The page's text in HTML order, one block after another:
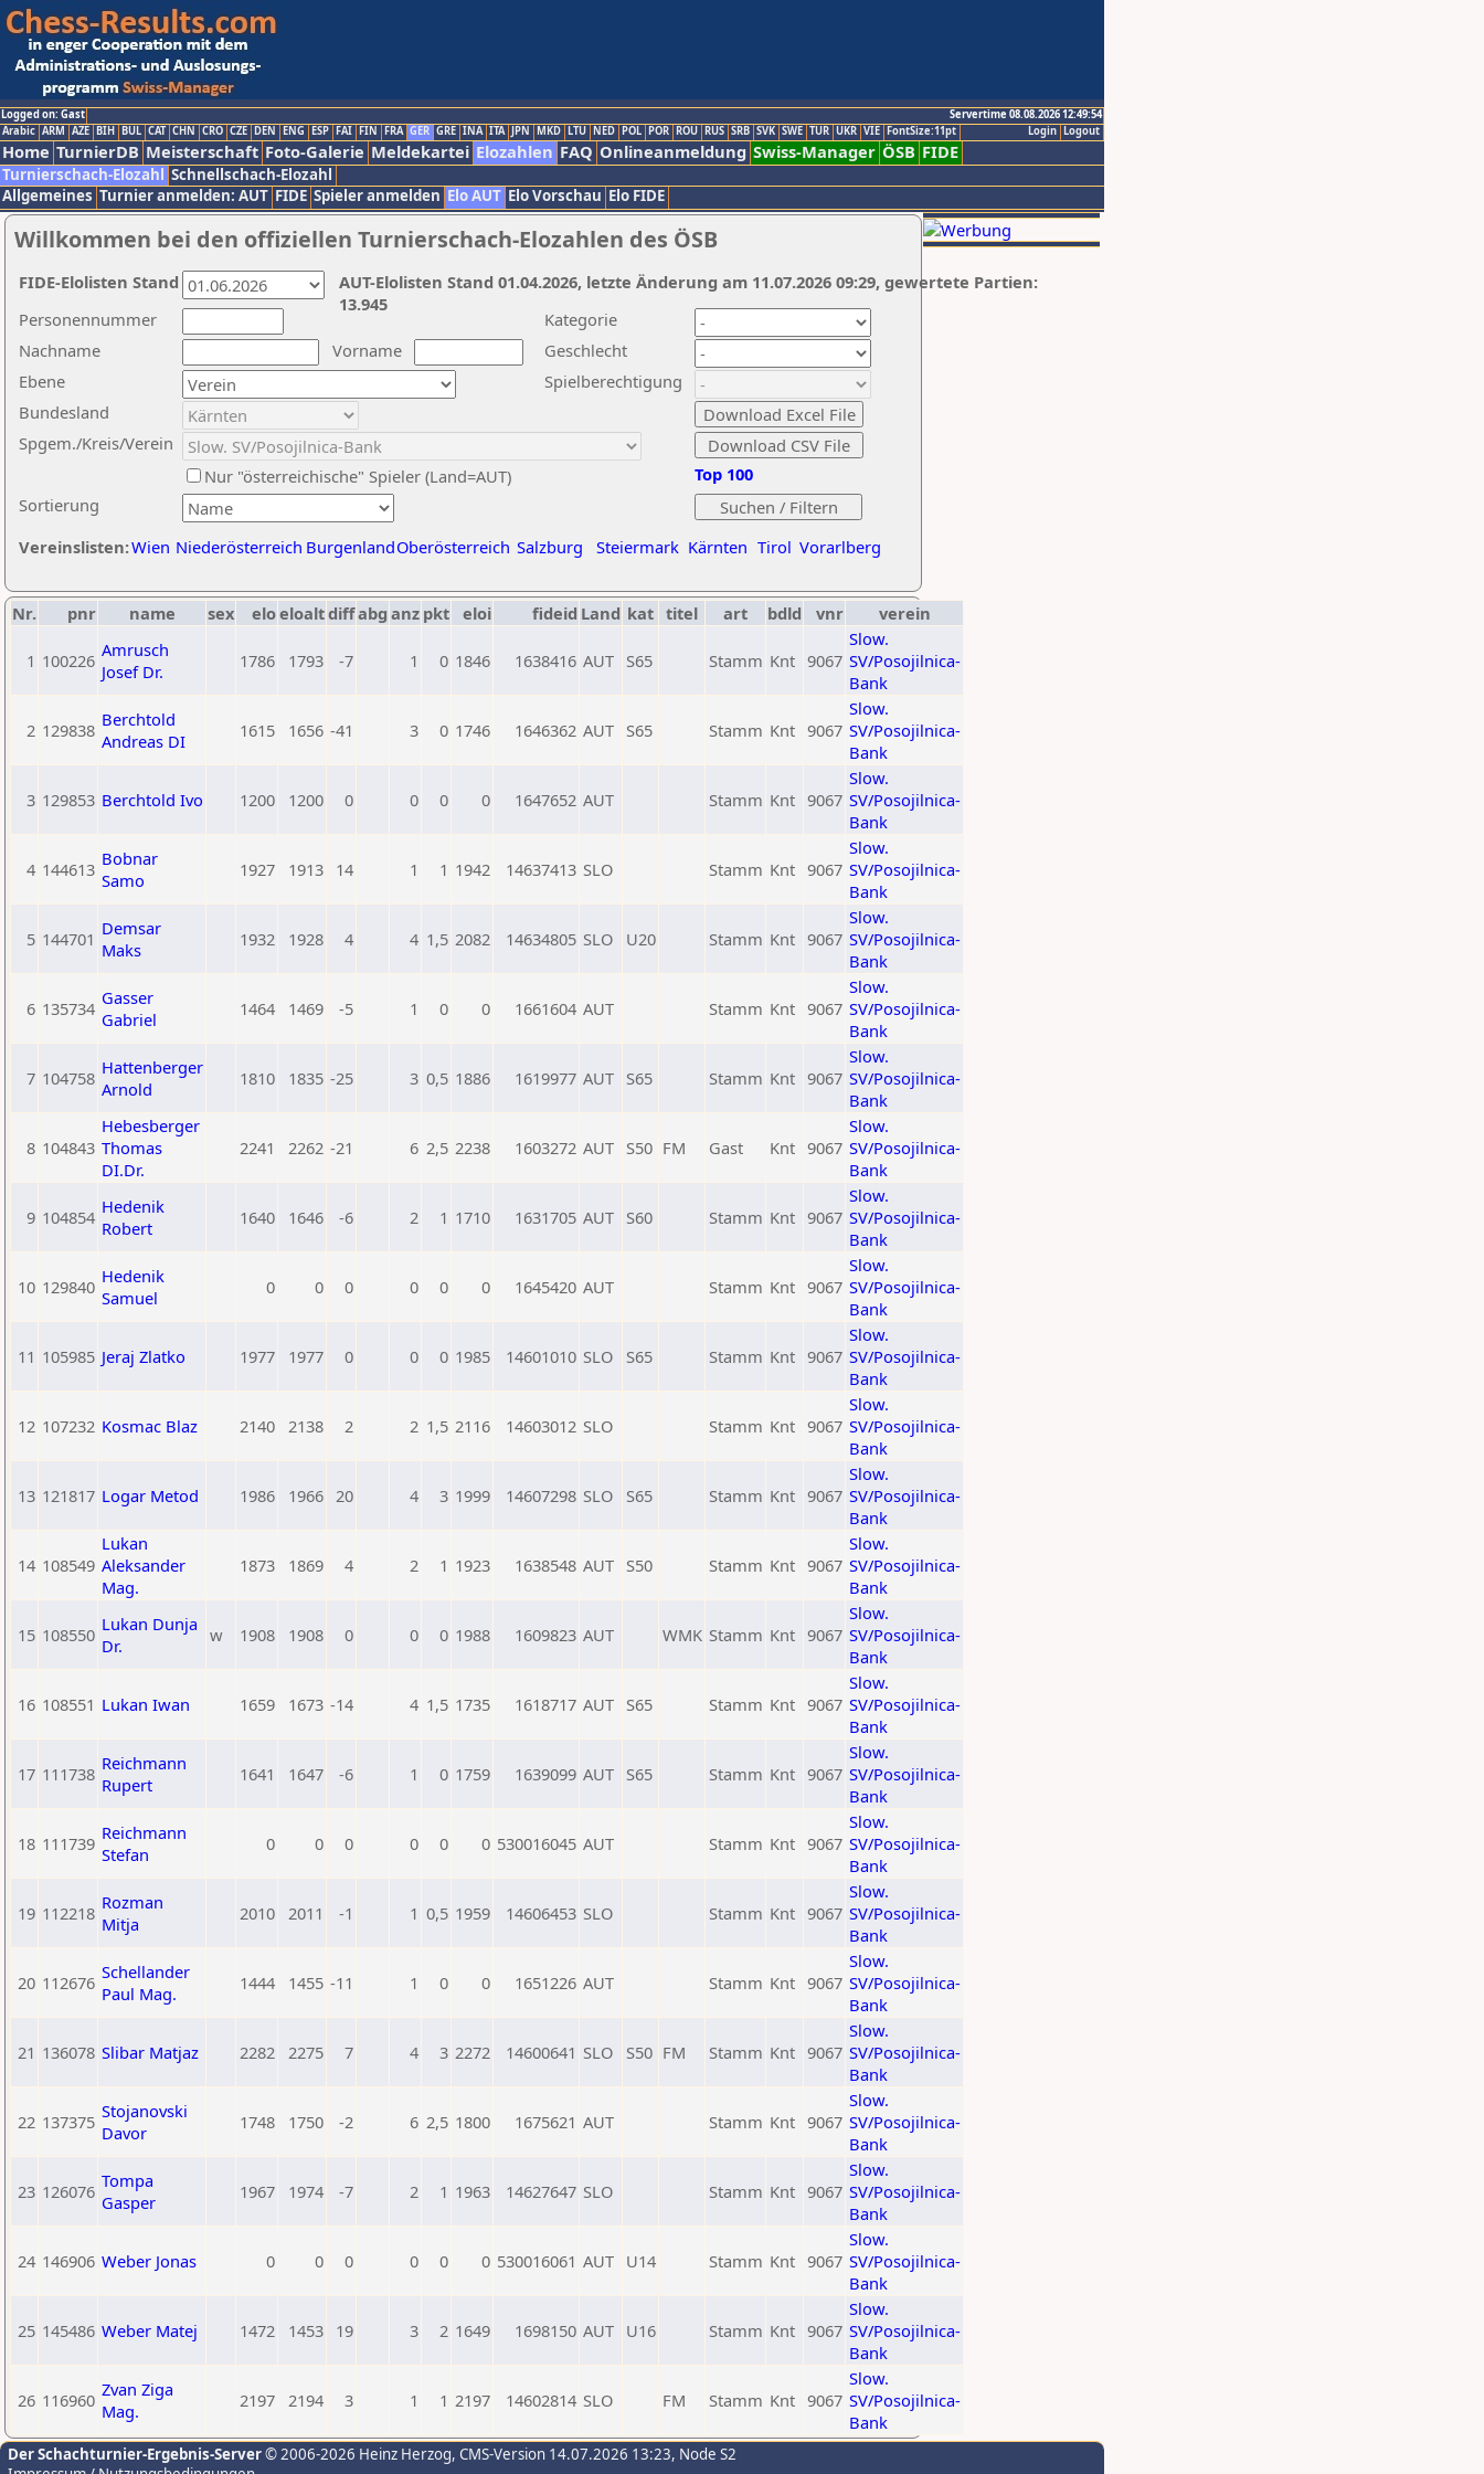
Logged on: Gast
Servertime 08.08.2026 12:49:54
Logout
Login
Arabic ARM AZE BIH BUL CAT CHN CRO CZE DEN ENG ESP FAI FIN FRA GER GRE INA ITA JPN MKD LTU NED POL POR ROU RUS SRB SVK SWE TUR UKR VIE FontSize:11pt
Home TurnierDB Meisterschaft Foto-Galerie Meldekartei Elozahlen FAQ Onlineanmeldung Swiss-Manager ÖSB FIDE
Turnierschach-Elozahl Schnellschach-Elozahl
Allgemeines Turnier anmelden: AUT FIDE Spieler anmelden Elo AUT Elo Vorschau Elo FIDE
Willkommen bei den offiziellen Turnierschach-Elozahlen des ÖSB
Nachname
Vorname
Ebene
Kategorie
Sortierung
Personennummer
Bundesland
Spgem./Kreis/Verein
Geschlecht
Nur "österreichische" Spieler (Land=AUT)
Spielberechtigung
Vereinslisten:Wien Niederösterreich BurgenlandOberösterreich Salzburg Steiermark Kärnten Tirol Vorarlberg
Top 100
AUT-Elolisten Stand 01.04.2026, letzte Änderung am 11.07.2026 09:29, gewertete Partien:
13.945
FIDE-Elolisten Stand
Nr. pnr name sex eloeloaltdiffabg anz pkt eloi fideid Land kat titel art bdld vnr verein
1 100226 Amrusch
Josef Dr.
1786 1793 -7 1 0 1846 1638416 AUT S65 Stamm Knt 9067
Slow.
SV/Posojilnica-
Bank
2 129838 Berchtold
Andreas DI
1615 1656 -41 3 0 1746 1646362 AUT S65 Stamm Knt 9067
Slow.
SV/Posojilnica-
Bank
3 129853 Berchtold Ivo 1200 1200 0 0 0 0 1647652 AUT Stamm Knt 9067
Slow.
SV/Posojilnica-
Bank
4 144613 Bobnar
Samo
1927 1913 14 1 1 1942 14637413 SLO Stamm Knt 9067
Slow.
SV/Posojilnica-
Bank
5 144701 Demsar
Maks
1932 1928 4 4 1,5 2082 14634805 SLO U20 Stamm Knt 9067
Slow.
SV/Posojilnica-
Bank
6 135734 Gasser
Gabriel
1464 1469 -5 1 0 0 1661604 AUT Stamm Knt 9067
Slow.
SV/Posojilnica-
Bank
7 104758 Hattenberger
Arnold
1810 1835 -25 3 0,5 1886 1619977 AUT S65 Stamm Knt 9067
Slow.
SV/Posojilnica-
Bank
8 104843
Hebesberger
Thomas
DI.Dr.
2241 2262 -21 6 2,5 2238 1603272 AUT S50 FM Gast Knt 9067
Slow.
SV/Posojilnica-
Bank
9 104854 Hedenik
Robert
1640 1646 -6 2 1 1710 1631705 AUT S60 Stamm Knt 9067
Slow.
SV/Posojilnica-
Bank
10 129840 Hedenik
Samuel
0 0 0 0 0 0 1645420 AUT Stamm Knt 9067
Slow.
SV/Posojilnica-
Bank
11 105985 Jeraj Zlatko 1977 1977 0 0 0 1985 14601010 SLO S65 Stamm Knt 9067
Slow.
SV/Posojilnica-
Bank
12 107232 Kosmac Blaz 2140 2138 2 2 1,5 2116 14603012 SLO Stamm Knt 9067
Slow.
SV/Posojilnica-
Bank
13 121817 Logar Metod 1986 1966 20 4 3 1999 14607298 SLO S65 Stamm Knt 9067
Slow.
SV/Posojilnica-
Bank
14 108549
Lukan
Aleksander
Mag.
1873 1869 4 2 1 1923 1638548 AUT S50 Stamm Knt 9067
Slow.
SV/Posojilnica-
Bank
15 108550 Lukan Dunja
Dr.
w 1908 1908 0 0 0 1988 1609823 AUT WMK Stamm Knt 9067
Slow.
SV/Posojilnica-
Bank
16 108551 Lukan Iwan 1659 1673 -14 4 1,5 1735 1618717 AUT S65 Stamm Knt 9067
Slow.
SV/Posojilnica-
Bank
17 111738 Reichmann
Rupert
1641 1647 -6 1 0 1759 1639099 AUT S65 Stamm Knt 9067
Slow.
SV/Posojilnica-
Bank
18 111739 Reichmann
Stefan
0 0 0 0 0 0 530016045 AUT Stamm Knt 9067
Slow.
SV/Posojilnica-
Bank
19 112218 Rozman
Mitja
2010 2011 -1 1 0,5 1959 14606453 SLO Stamm Knt 9067
Slow.
SV/Posojilnica-
Bank
20 112676 Schellander
Paul Mag.
1444 1455 -11 1 0 0 1651226 AUT Stamm Knt 9067
Slow.
SV/Posojilnica-
Bank
21 136078 Slibar Matjaz 2282 2275 7 4 3 2272 14600641 SLO S50 FM Stamm Knt 9067
Slow.
SV/Posojilnica-
Bank
22 137375 Stojanovski
Davor
1748 1750 -2 6 2,5 1800 1675621 AUT Stamm Knt 9067
Slow.
SV/Posojilnica-
Bank
23 126076 Tompa
Gasper
1967 1974 -7 2 1 1963 14627647 SLO Stamm Knt 9067
Slow.
SV/Posojilnica-
Bank
24 146906 Weber Jonas 0 0 0 0 0 0 530016061 AUT U14 Stamm Knt 9067
Slow.
SV/Posojilnica-
Bank
25 145486 Weber Matej 1472 1453 19 3 2 1649 1698150 AUT U16 Stamm Knt 9067
Slow.
SV/Posojilnica-
Bank
26 116960 Zvan Ziga
Mag.
2197 2194 3 1 1 2197 14602814 SLO FM Stamm Knt 9067
Slow.
SV/Posojilnica-
Bank
Der Schachturnier-Ergebnis-Server© 2006-2026 Heinz Herzog, CMS-Version 14.07.2026 13:23, Node S2